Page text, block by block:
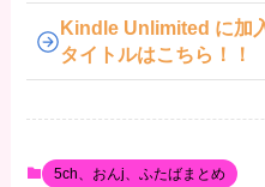
Kindle Unlimited に加
タイトルはこちら！！
5ch、おんj、ふたばまとめ